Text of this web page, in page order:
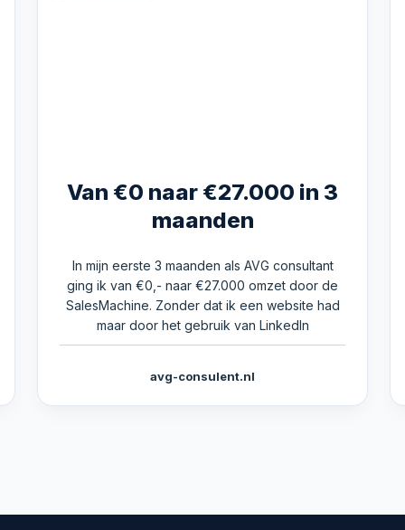
Van €0 naar €27.000 in 3
maanden
In mijn eerste 3 maanden als AVG consultant
ging ik van €0,- naar €27.000 omzet door de
SalesMachine. Zonder dat ik een website had
maar door het gebruik van LinkedIn
avg-consulent.nl